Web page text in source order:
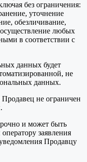
без ограничения:
уточнение
обезличивание,
любых
в соответствии с
данных будет
не
данных.
не ограничен
и может быть
заявления
Продавцу